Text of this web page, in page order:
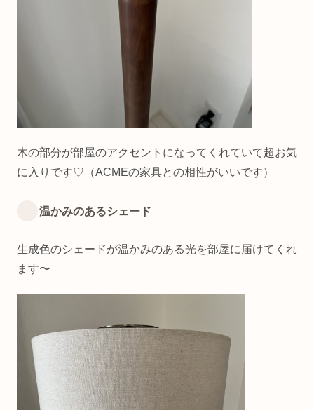
木の部分が部屋のアクセントになってくれていて超お気
に入りです♡（ACMEの家具との相性がいいです）
温かみのあるシェード
生成色のシェードが温かみのある光を部屋に届けてくれ
ます〜